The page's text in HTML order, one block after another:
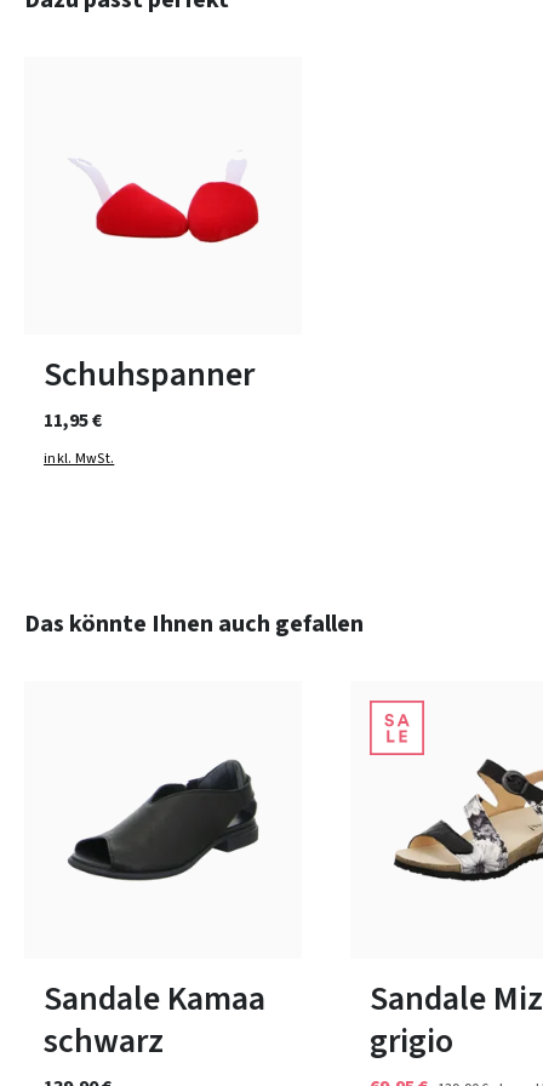
Schuhspanner
11,95 €
inkl. MwSt.
Produktgalerie überspringen
Das könnte Ihnen auch gefallen
Sandale Kamaa
schwarz
Sandale
grigio